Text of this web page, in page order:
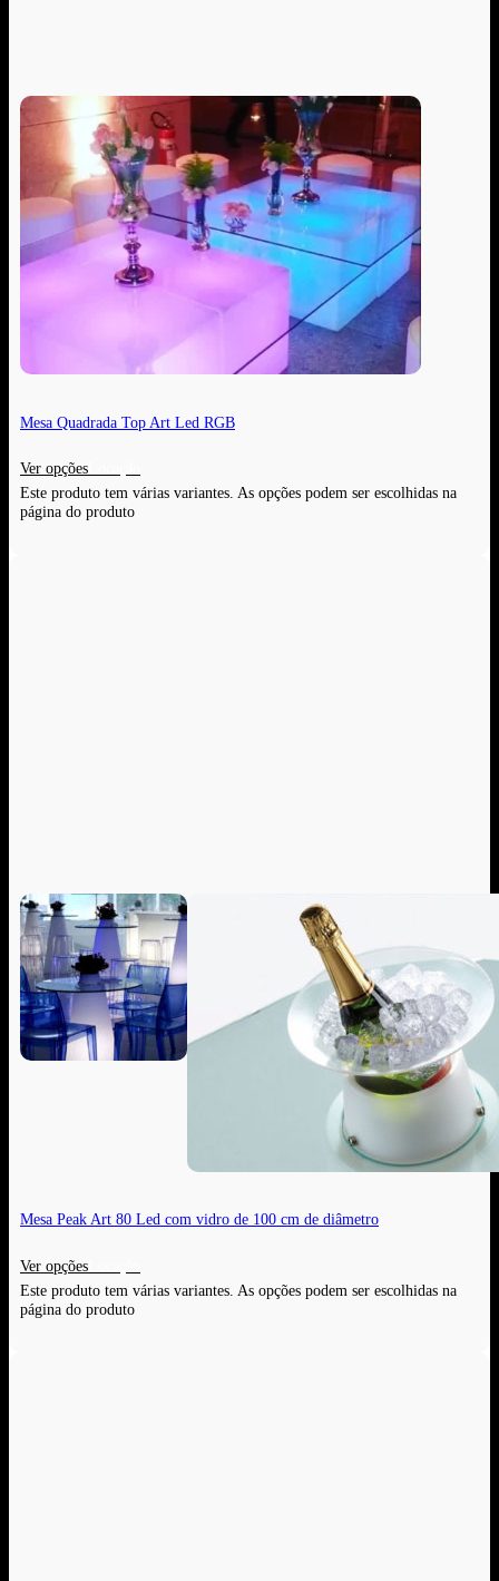
Mesa Quadrada Top Art Led RGB
Ver opções
Este produto tem várias variantes. As opções podem ser escolhidas na
página do produto
Mesa Peak Art 80 Led com vidro de 100 cm de diâmetro
Ver opções
Este produto tem várias variantes. As opções podem ser escolhidas na
página do produto